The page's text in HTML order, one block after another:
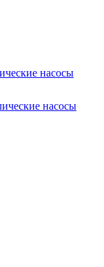
насосы
насосы